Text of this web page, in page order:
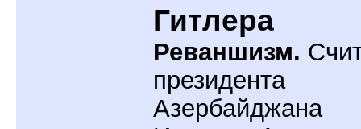
Гитлера
Реваншизм.
президента
Азербайджана